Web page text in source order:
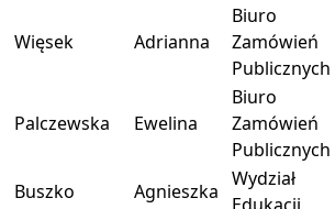
Więsek Adrianna
Biuro
Zamówień
Publicznych
Palczewska Ewelina
Biuro
Zamówień
Publicznych
Buszko Agnieszka
Wydział